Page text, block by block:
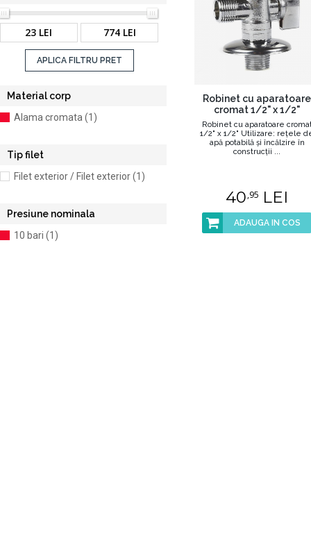
23 LEI 774 LEI
APLICA FILTRU PRET
Material corp
Alama cromata (1)
Tip filet
Filet exterior / Filet exterior (1)
Presiune nominala
10 bari (1)
Robinet cu aparatoare
cromat 1/2" x 1/2"
Robinet cu aparatoare
1/2" x 1/2" Utilizare: reţele
apă potabilă şi încălzire în
construcţii ...
40,95 LEI
ADAUGA IN COS